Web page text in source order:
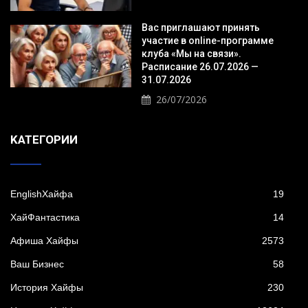
Вас приглашают принять
участие в online-программе
клуба «Мы на связи».
Расписание 26.07.2026 —
31.07.2026
26/07/2026
KАТЕГОРИИ
EnglishХайфа 19
XайФантастика 14
Афиша Хайфы 2573
Ваш Бизнес 58
История Хайфы 230